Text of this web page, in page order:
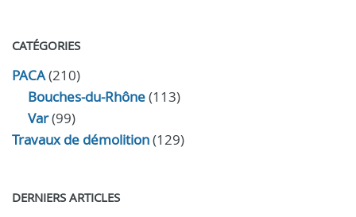
CATÉGORIES
PACA(210)
Bouches-du-Rhône(113)
Var(99)
Travaux de démolition(129)
DERNIERS ARTICLES